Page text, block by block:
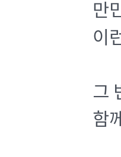
만
이
그
함